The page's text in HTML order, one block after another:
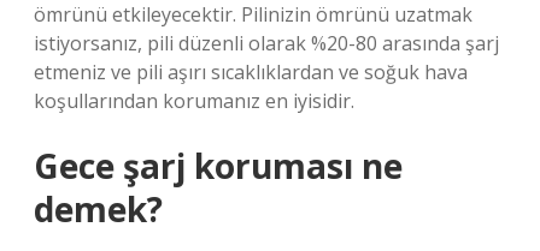
ömrünü etkileyecektir. Pilinizin ömrünü uzatmak
istiyorsanız, pili düzenli olarak %20-80 arasında şarj
etmeniz ve pili aşırı sıcaklıklardan ve soğuk hava
koşullarından korumanız en iyisidir.
Gece şarj koruması ne
demek?